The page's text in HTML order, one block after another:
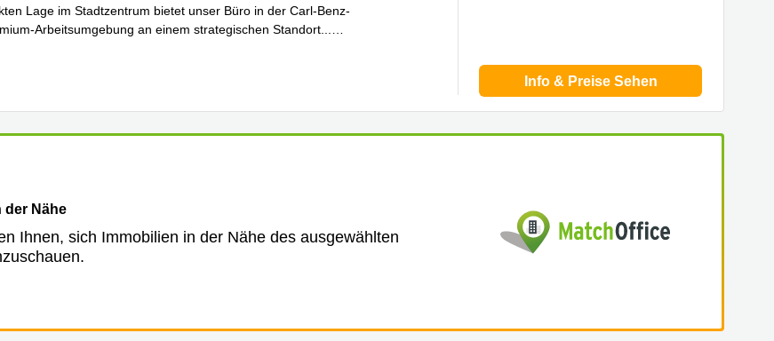
Lage im Stadtzentrum bietet unser Büro in der Carl-Benz-
Arbeitsumgebung an einem strategischen Standort
Info & Preise Sehen
der Nähe
Ihnen, sich Immobilien in der Nähe des ausgewählten